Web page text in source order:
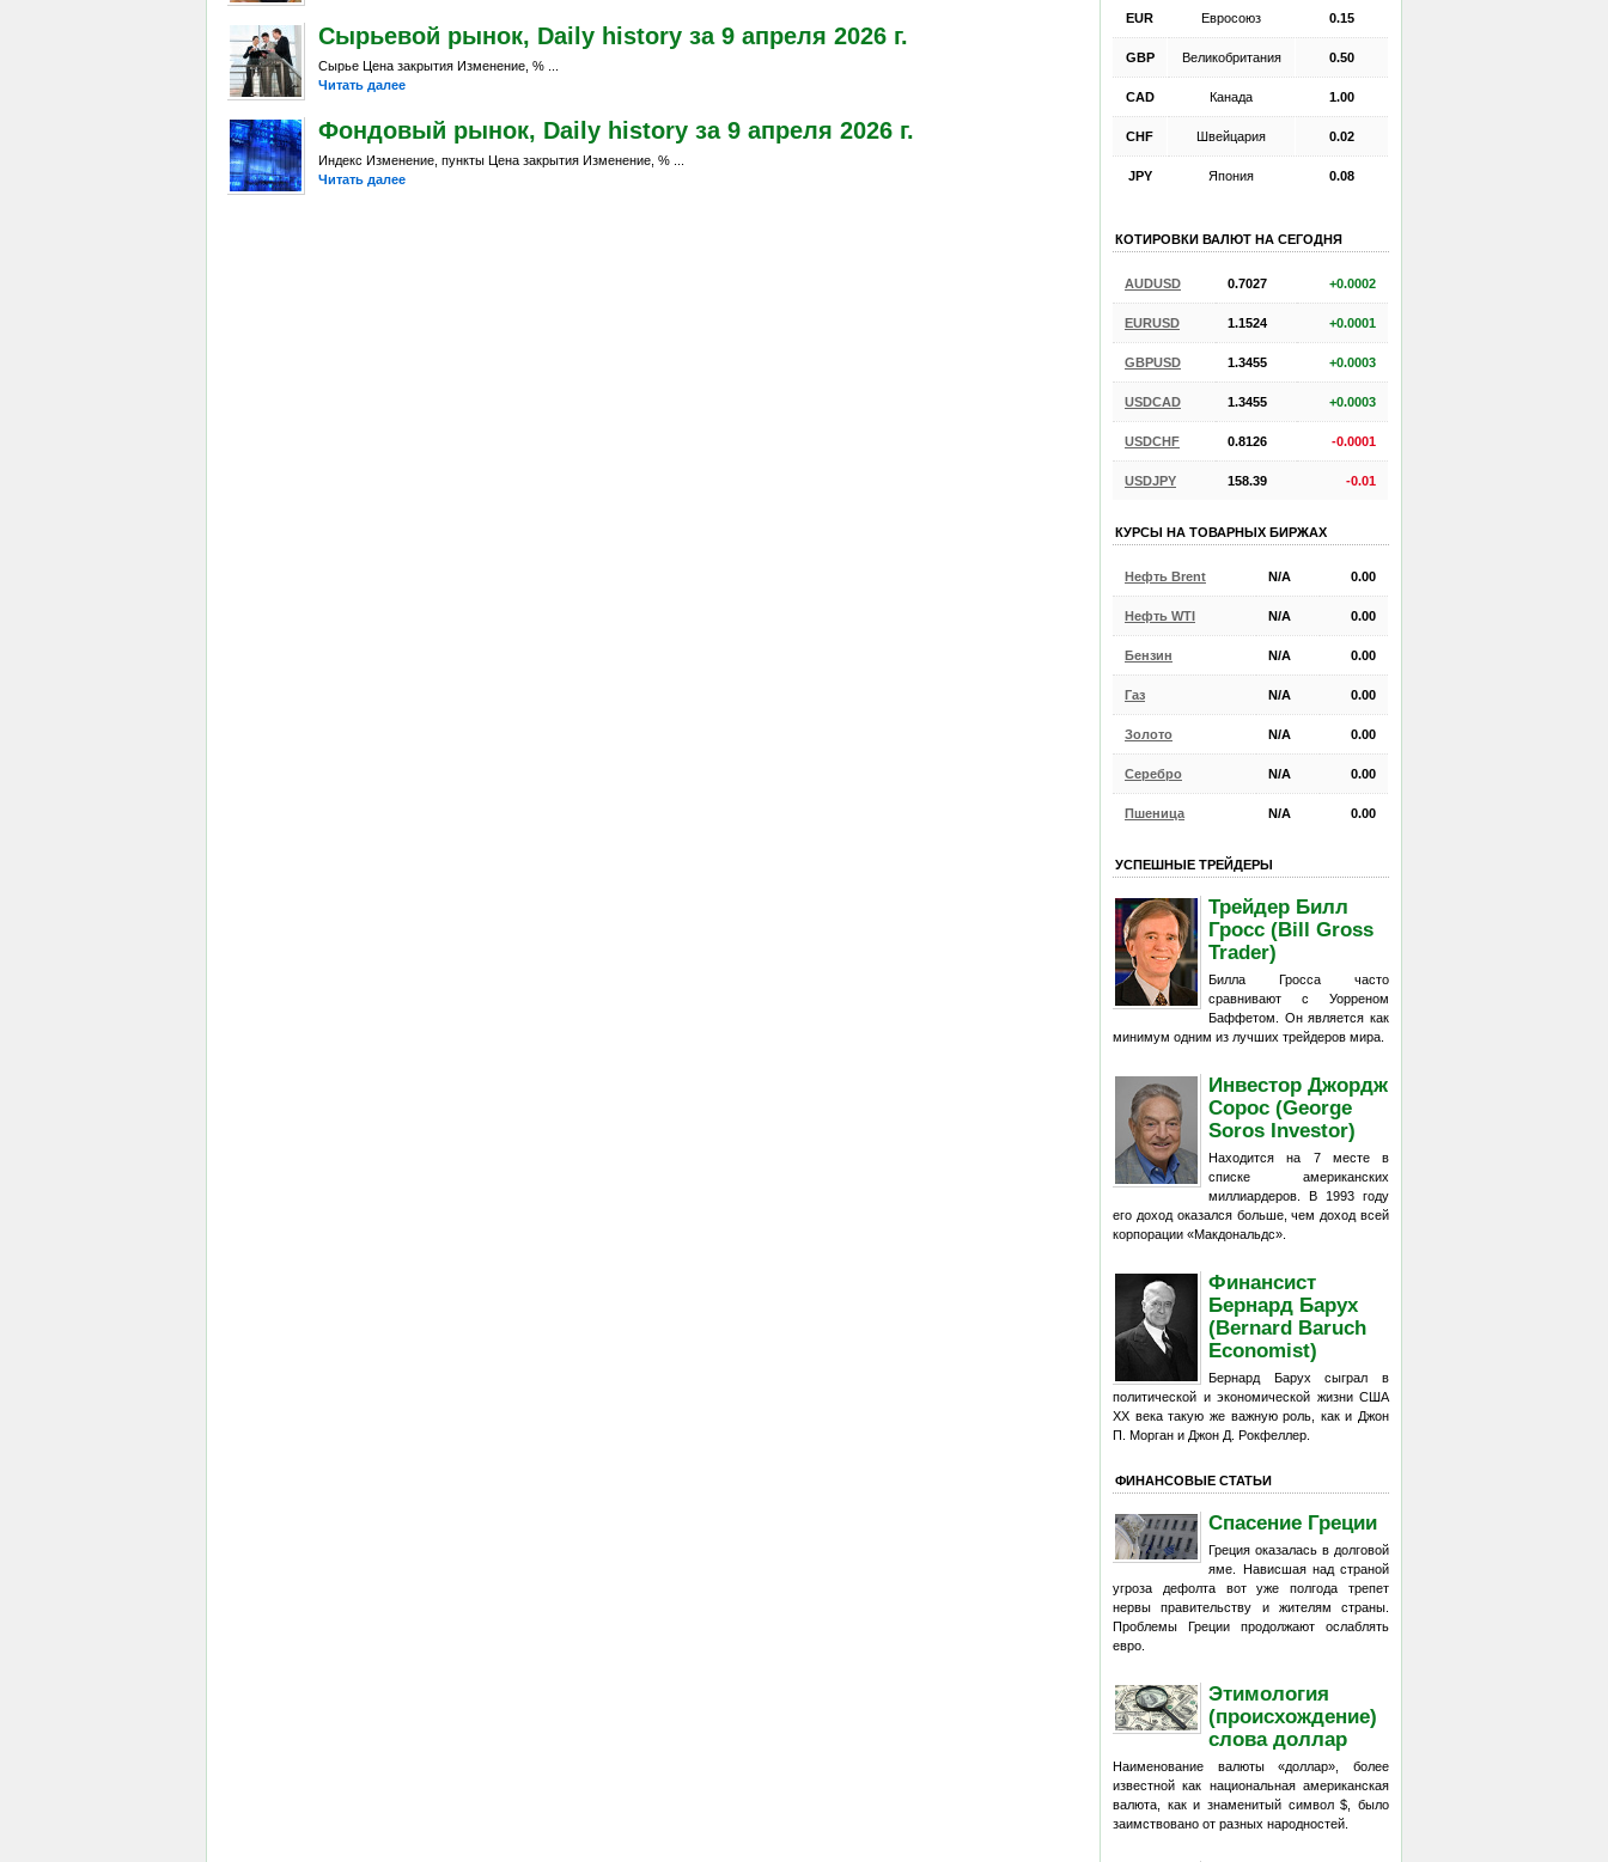
Сырьевой рынок, Daily history за 9 апреля 2026 г.
Сырье Цена закрытия Изменение, % ...
Читать далее
Фондовый рынок, Daily history за 9 апреля 2026 г.
Индекс Изменение, пункты Цена закрытия Изменение, % ...
Читать далее
EUR Евросоюз 0.15
GBP Великобритания 0.50
CAD Канада 1.00
CHF Швейцария 0.02
JPY Япония 0.08
КОТИРОВКИ ВАЛЮТ НА СЕГОДНЯ
AUDUSD 0.7027 +0.0002
EURUSD 1.1524 +0.0001
GBPUSD 1.3455 +0.0003
USDCAD 1.3455 +0.0003
USDCHF 0.8126 -0.0001
USDJPY 158.39 -0.01
КУРСЫ НА ТОВАРНЫХ БИРЖАХ
Нефть Brent N/A 0.00
Нефть WTI N/A 0.00
Бензин N/A 0.00
Газ N/A 0.00
Золото N/A 0.00
Серебро N/A 0.00
Пшеница N/A 0.00
УСПЕШНЫЕ ТРЕЙДЕРЫ
Трейдер Билл
Гросс (Bill Gross
Trader)
Билла Гросса часто
сравнивают с Уорреном
Баффетом. Он является как
минимум одним из лучших трейдеров мира.
Инвестор Джордж
Сорос (George
Soros Investor)
Находится на 7 месте в
списке американских
миллиардеров. В 1993 году
его доход оказался больше, чем доход всей
корпорации «Макдональдс».
Финансист
Бернард Барух
(Bernard Baruch
Economist)
Бернард Барух сыграл в
политической и экономической жизни США
XX века такую же важную роль, как и Джон
П. Морган и Джон Д. Рокфеллер.
ФИНАНСОВЫЕ СТАТЬИ
Спасение Греции
Греция оказалась в долговой
яме. Нависшая над страной
угроза дефолта вот уже полгода трепет
нервы правительству и жителям страны.
Проблемы Греции продолжают ослаблять
евро.
Этимология
(происхождение)
слова доллар
Наименование валюты «доллар», более
известной как национальная американская
валюта, как и знаменитый символ $, было
заимствовано от разных народностей.